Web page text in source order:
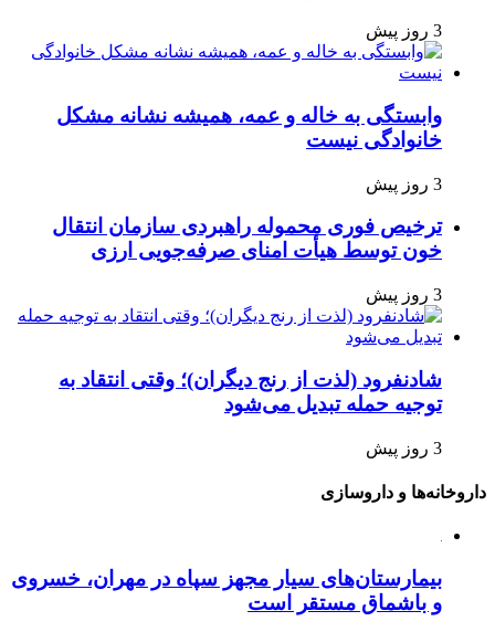
3 روز پیش
وابستگی به خاله و عمه، همیشه نشانه مشکل
خانوادگی نیست
3 روز پیش
ترخیص فوری محموله راهبردی سازمان انتقال
خون توسط هیأت امنای صرفه‌جویی ارزی
3 روز پیش
شادنفرود (لذت از رنج دیگران)؛ وقتی انتقاد به
توجیه حمله تبدیل می‌شود
3 روز پیش
داروخانه‌ها و داروسازی
بیمارستان‌های سیار مجهز سپاه در مهران، خسروی
و باشماق مستقر است